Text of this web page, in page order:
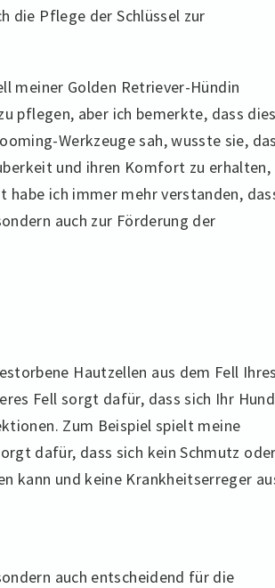
die Pflege der Schlüssel zur
meiner Golden Retriever-Hündin
pflegen, aber ich bemerkte, dass
Werkzeuge sah, wusste sie,
und ihren Komfort zu erhalten,
habe ich immer mehr verstanden,
auch zur Förderung der
Hautzellen aus dem Fell
Fell sorgt dafür, dass sich Ihr Hund
Zum Beispiel spielt meine
dafür, dass sich kein Schmutz
kann und keine Krankheitserreger
auch entscheidend für die